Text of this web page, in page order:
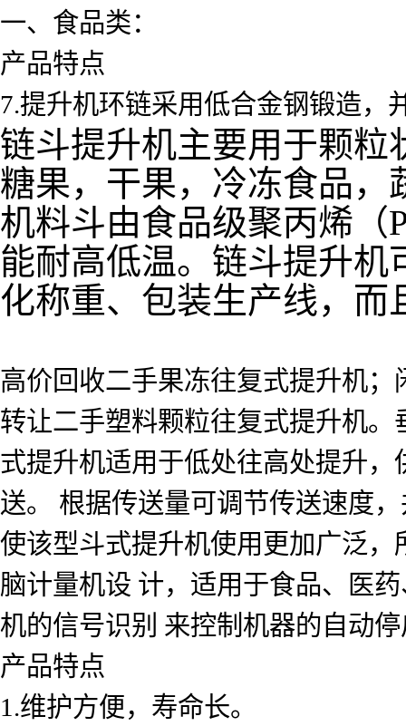
一、食品类：
产品特点
7.提升机环链采用低合金钢锻造，
链斗提升机主要用于颗粒
糖果，干果，冷冻食品，
机料斗由食品级聚丙烯（
能耐高低温。链斗提升
化称重、包装生产线，
高价回收二手果冻往复式提升机
转让二手塑料颗粒往复式提升机
式提升机适用于低处往高处提升
送。 根据传送量可调节传送速度
使该型斗式提升机使用更加广泛
脑计量机设 计，适用于食品、医
机的信号识别 来控制机器的自动
产品特点
1.维护方便，寿命长。